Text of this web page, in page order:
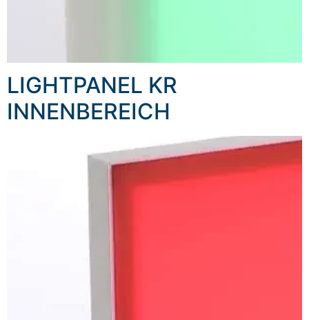
LIGHTPANEL KR
INNENBEREICH